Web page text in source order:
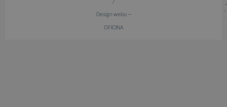
Design webu —
OFICINA